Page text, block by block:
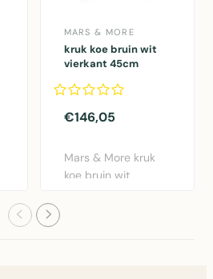
MARS & MORE
kruk koe bruin wit
vierkant 45cm
€146,05
Mars & More kruk
koe bruin wit